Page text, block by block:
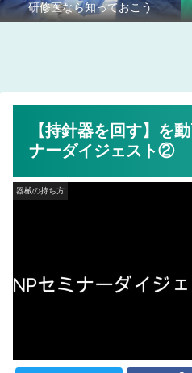
研修医なら知っておこう
【持針器を回す】を
ナーダイジェスト②
器械の持ち方